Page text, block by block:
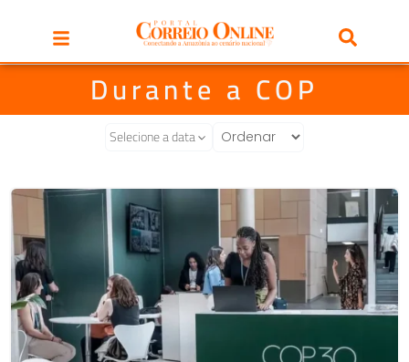
Durante a COP
Selecione a data